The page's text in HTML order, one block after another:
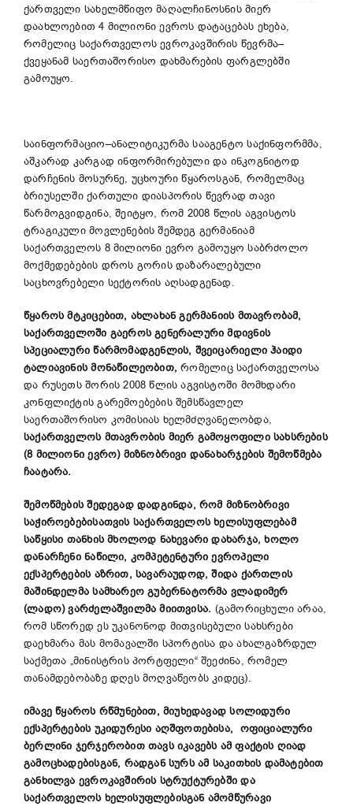
ქართველი სახელმწიფო მაღალჩინოსნის მიერ
დაახლოებით 4 მილიონი ევროს დატაცებას ეხება,
რომელიც საქართველოს ევროკავშირის წევრმა–
ქვეყანამ საერთაშორისო დახმარების ფარგლებში
გამოუყო.
საინფორმაციო–ანალიტიკურმა სააგენტო საქინფორმმა,
აშკარად კარგად ინფორმირებული და ინკოგნიტოდ
დარჩენის მოსურნე, უცხოური წყაროსგან, რომელმაც
ბრიუსელში ქართული დიასპორის წევრად თავი
წარმოგვიდგინა, შეიტყო, რომ 2008 წლის აგვისტოს
ტრაგიკული მოვლენების შემდეგ გერმანიამ
საქართველოს 8 მილიონი ევრო გამოუყო საბრძოლო
მოქმედებების დროს გორის დაზარალებული
საცხოვრებელი სექტორის აღსადგენად.
წყაროს მტკიცებით, ახლახან გერმანიის მთავრობამ,
საქართველოში გაეროს გენერალური მდივნის
სპეციალური წარმომადგენლის, შვეიცარიელი ჰაიდი
ტალიავინის მონაწილეობით, რომელიც საქართველოსა
და რუსეთს შორის 2008 წლის აგვისტოში მომხდარი
კონფლიქტის გარემოებების შემსწავლელ
საერთაშორისო კომისიას ხელმძღვანელობდა,
საქართველოს მთავრობის მიერ გამოყოფილი სახსრების
(8 მილიონი ევრო) მიზნობრივი დანახარჯების შემოწმება
ჩაატარა.
შემოწმების შედეგად დადგინდა, რომ მიზნობრივი
საჭიროებებისათვის საქართველოს ხელისუფლებამ
საწყისი თანხის მხოლოდ ნახევარი დახარჯა, ხოლო
დანარჩენი ნაწილი, კომპეტენტური ევროპელი
ექსპერტების აზრით, სავარაუდოდ, შიდა ქართლის
მაშინდელმა სამხარეო გუბერნატორმა ვლადიმერ
(ლადო) ვარძელაშვილმა მიითვისა. (გამორიცხული არაა,
რომ სწორედ ეს უკანონოდ მითვისებული სახსრები
დაეხმარა მას მომავალში სპორტისა და ახალგაზრდულ
საქმეთა „მინისტრის პორტფელი“ შეეძინა, რომელ
თანამდებობაზე დღეს მოღვაწეობს კიდეც).
იმავე წყაროს რწმუნებით, მიუხედავად სოლიდური
ექსპერტების უკიდურესი აღშფოთებისა, ოფიციალური
ბერლინი ჯერჯერობით თავს იკავებს ამ ფაქტის ღიად
გამოცხადებისგან, რადგან სურს ამ საკითხის დამატებით
განხილვა ევროკავშირის სტრუქტურებში და
საქართველოს ხელისუფლებისგან ამომწურავი